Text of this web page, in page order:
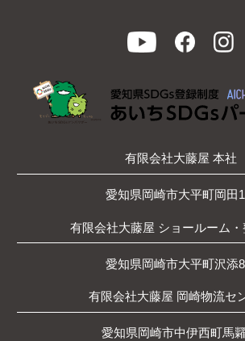
有限会社大藤屋 本社
愛知県岡崎市大平町岡田
有限会社大藤屋 ショールーム
愛知県岡崎市大平町沢添
有限会社大藤屋 岡崎物流セ
愛知県岡崎市中伊西町馬